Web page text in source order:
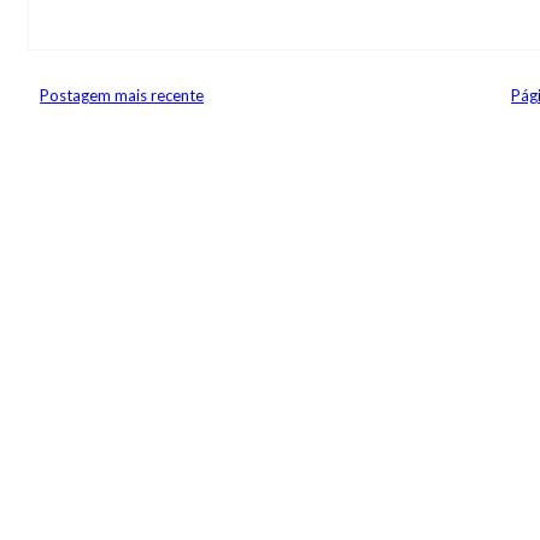
Postagem mais recente